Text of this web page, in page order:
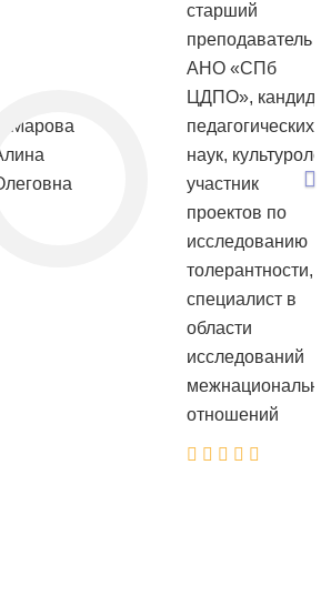
старший
преподаватель
АНО «СПб
ЦДПО»,
педагогических
наук, культуролог,
участник
проектов по
исследованию
толерантности,
специалист в
области
исследований
отношений